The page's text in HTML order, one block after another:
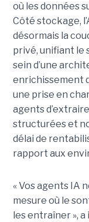
où les données
Côté stockage,
désormais la
privé, unifiant le
sein d’une
enrichissement
une prise en
agents
structurées et
délai de
rapport aux
« Vos agents IA
mesure où le
les entraîner », a